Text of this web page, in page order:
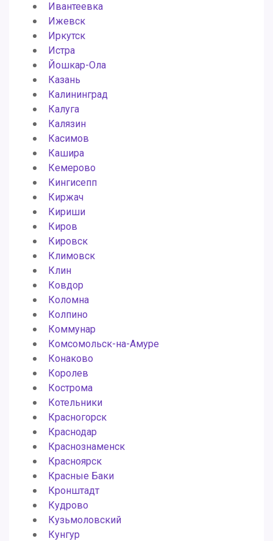
Ивантеевка
Ижевск
Иркутск
Истра
Йошкар-Ола
Казань
Калининград
Калуга
Калязин
Касимов
Кашира
Кемерово
Кингисепп
Киржач
Кириши
Киров
Кировск
Климовск
Клин
Ковдор
Коломна
Колпино
Коммунар
Комсомольск-на-Амуре
Конаково
Королев
Кострома
Котельники
Красногорск
Краснодар
Краснознаменск
Красноярск
Красные Баки
Кронштадт
Кудрово
Кузьмоловский
Кунгур